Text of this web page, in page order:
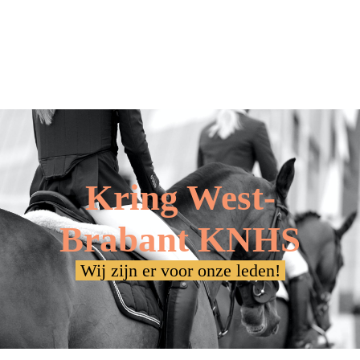
Kring West-
Brabant KNHS
Wij zijn er voor onze leden!